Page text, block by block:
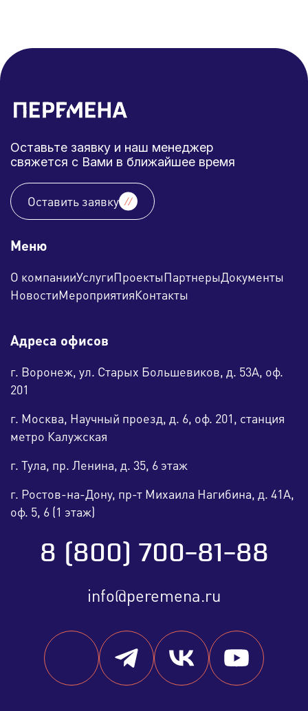
Оставьте заявку и наш менеджер
свяжется с Вами в ближайшее время
Оставить заявку
Меню
О компанииУслугиПроектыПартнерыДокументы
НовостиМероприятияКонтакты
Адреса офисов
г. Воронеж, ул. Старых Большевиков, д. 53А, оф.
201
г. Москва, Научный проезд, д. 6, оф. 201, станция
метро Калужская
г. Тула, пр. Ленина, д. 35, 6 этаж
г. Ростов-на-Дону, пр-т Михаила Нагибина, д. 41А,
оф. 5, 6 (1 этаж)
8 (800) 700-81-88
info@peremena.ru